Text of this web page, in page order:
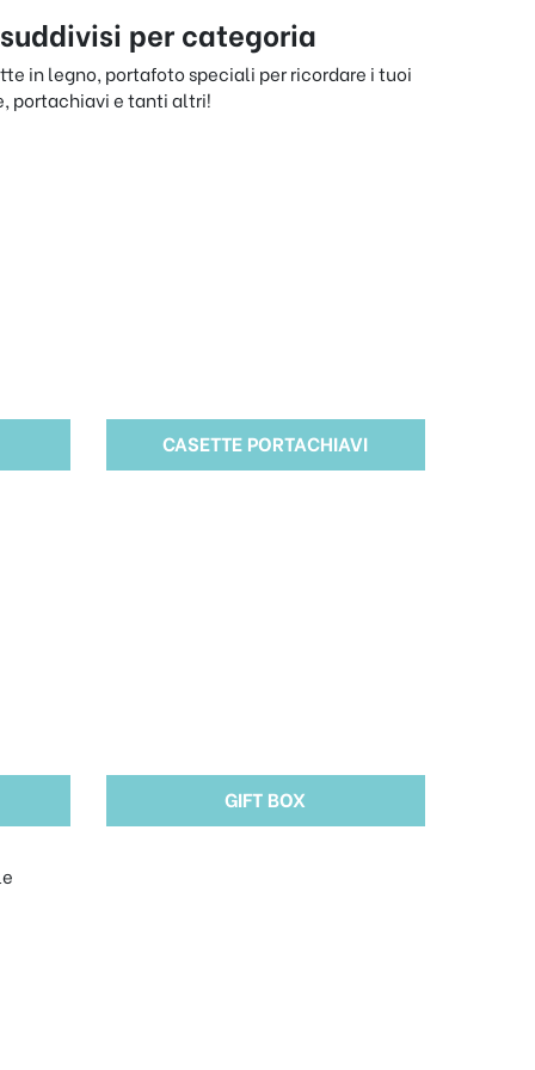
per categoria
in legno, portafoto speciali per ricordare i tuoi
portachiavi e tanti altri!
CASETTE PORTACHIAVI
GIFT BOX